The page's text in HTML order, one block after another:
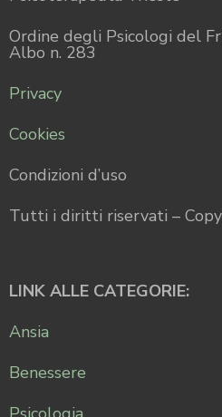
Ordine degli Psicologi del
Albo n. 283
Privacy
Cookies
Condizioni d’uso
Tutti i diritti riservati –
LINK ALLE CATEGORIE:
Ansia
Benessere